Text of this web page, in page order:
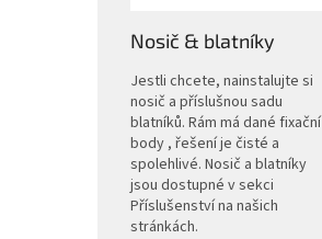
Nosič & blatníky
Jestli chcete, nainstalujte si
nosič a příslušnou sadu
blatníků. Rám má dané fixační
body , řešení je čisté a
spolehlivé. Nosič a blatníky
jsou dostupné v sekci
Příslušenství na našich
stránkách.